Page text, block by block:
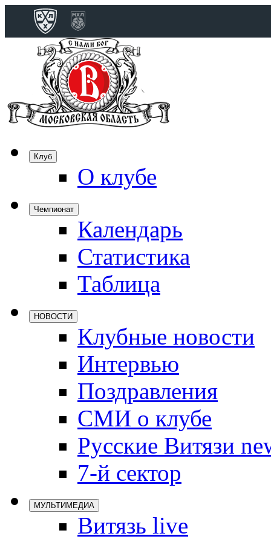
Клуб
О клубе
Чемпионат
Календарь
Статистика
Таблица
НОВОСТИ
Клубные новости
Интервью
Поздравления
СМИ о клубе
Русские Витязи
7-й сектор
МУЛЬТИМЕДИА
Витязь live